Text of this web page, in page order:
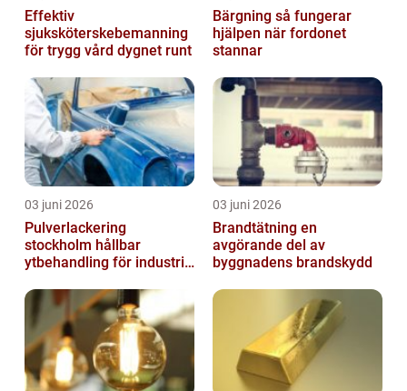
Effektiv
sjuksköterskebemanning
för trygg vård dygnet runt
Bärgning så fungerar
hjälpen när fordonet
stannar
03 juni 2026
Pulverlackering
stockholm hållbar
ytbehandling för industri
03 juni 2026
Brandtätning en
avgörande del av
byggnadens brandskydd